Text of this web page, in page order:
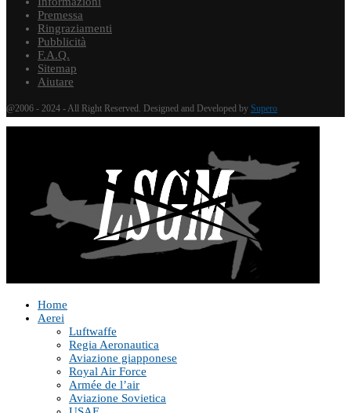
Premessa
Ringraziamenti
Pubblicità
F.A.Q.
Sitemap
Aiutare
@2006 - 2024 - All Right Reserved. Designed and Developed by Supero
Home
Aerei
Luftwaffe
Regia Aeronautica
Aviazione giapponese
Royal Air Force
Armée de l’air
Aviazione Sovietica